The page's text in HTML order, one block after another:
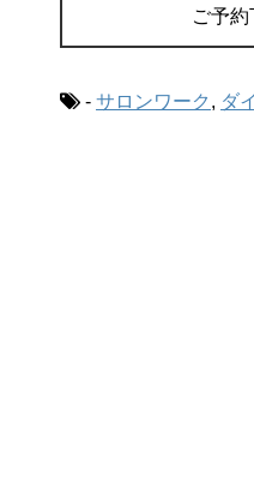
ご予約
- サロンワーク , ダ